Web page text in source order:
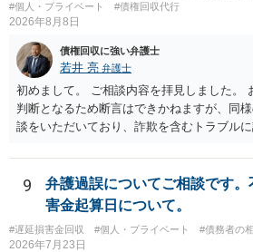
#個人・プライベート
#債権回収代行
2026年8月8日
債権回収に強い弁護士
若井 亮 弁護士
初めまして。 ご相談内容を拝見しました。
判断となるため断言はできかねますが、同
談をいただいており、詐欺を含むトラブル
ります。 お金を渡した方法が現金手渡しで
であるならば、相手方の身元を特定できる
ずれにせよ、まずは速やかに最寄りの警察
お勧めします。
9
弁護過誤についてご相談です。
害金起算日について。
#遅延損害金回収 #個人・プライベート #債務者の
2026年7月23日